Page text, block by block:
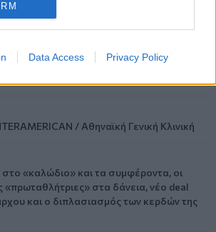
Data Access Privacy Policy
εισφορών ύψους 240 εκατ. ευρώ
την Κυβέρνηση
αλλαγή να οδηγήσει σε
/ Αθηναϊκή Γενική Κλινική
«καλώδιο» και τα συμφέροντα, οι
«πρωταθλήτριες» στα δάνεια, νέο deal
και ο διπλασιασμός των κερδών της